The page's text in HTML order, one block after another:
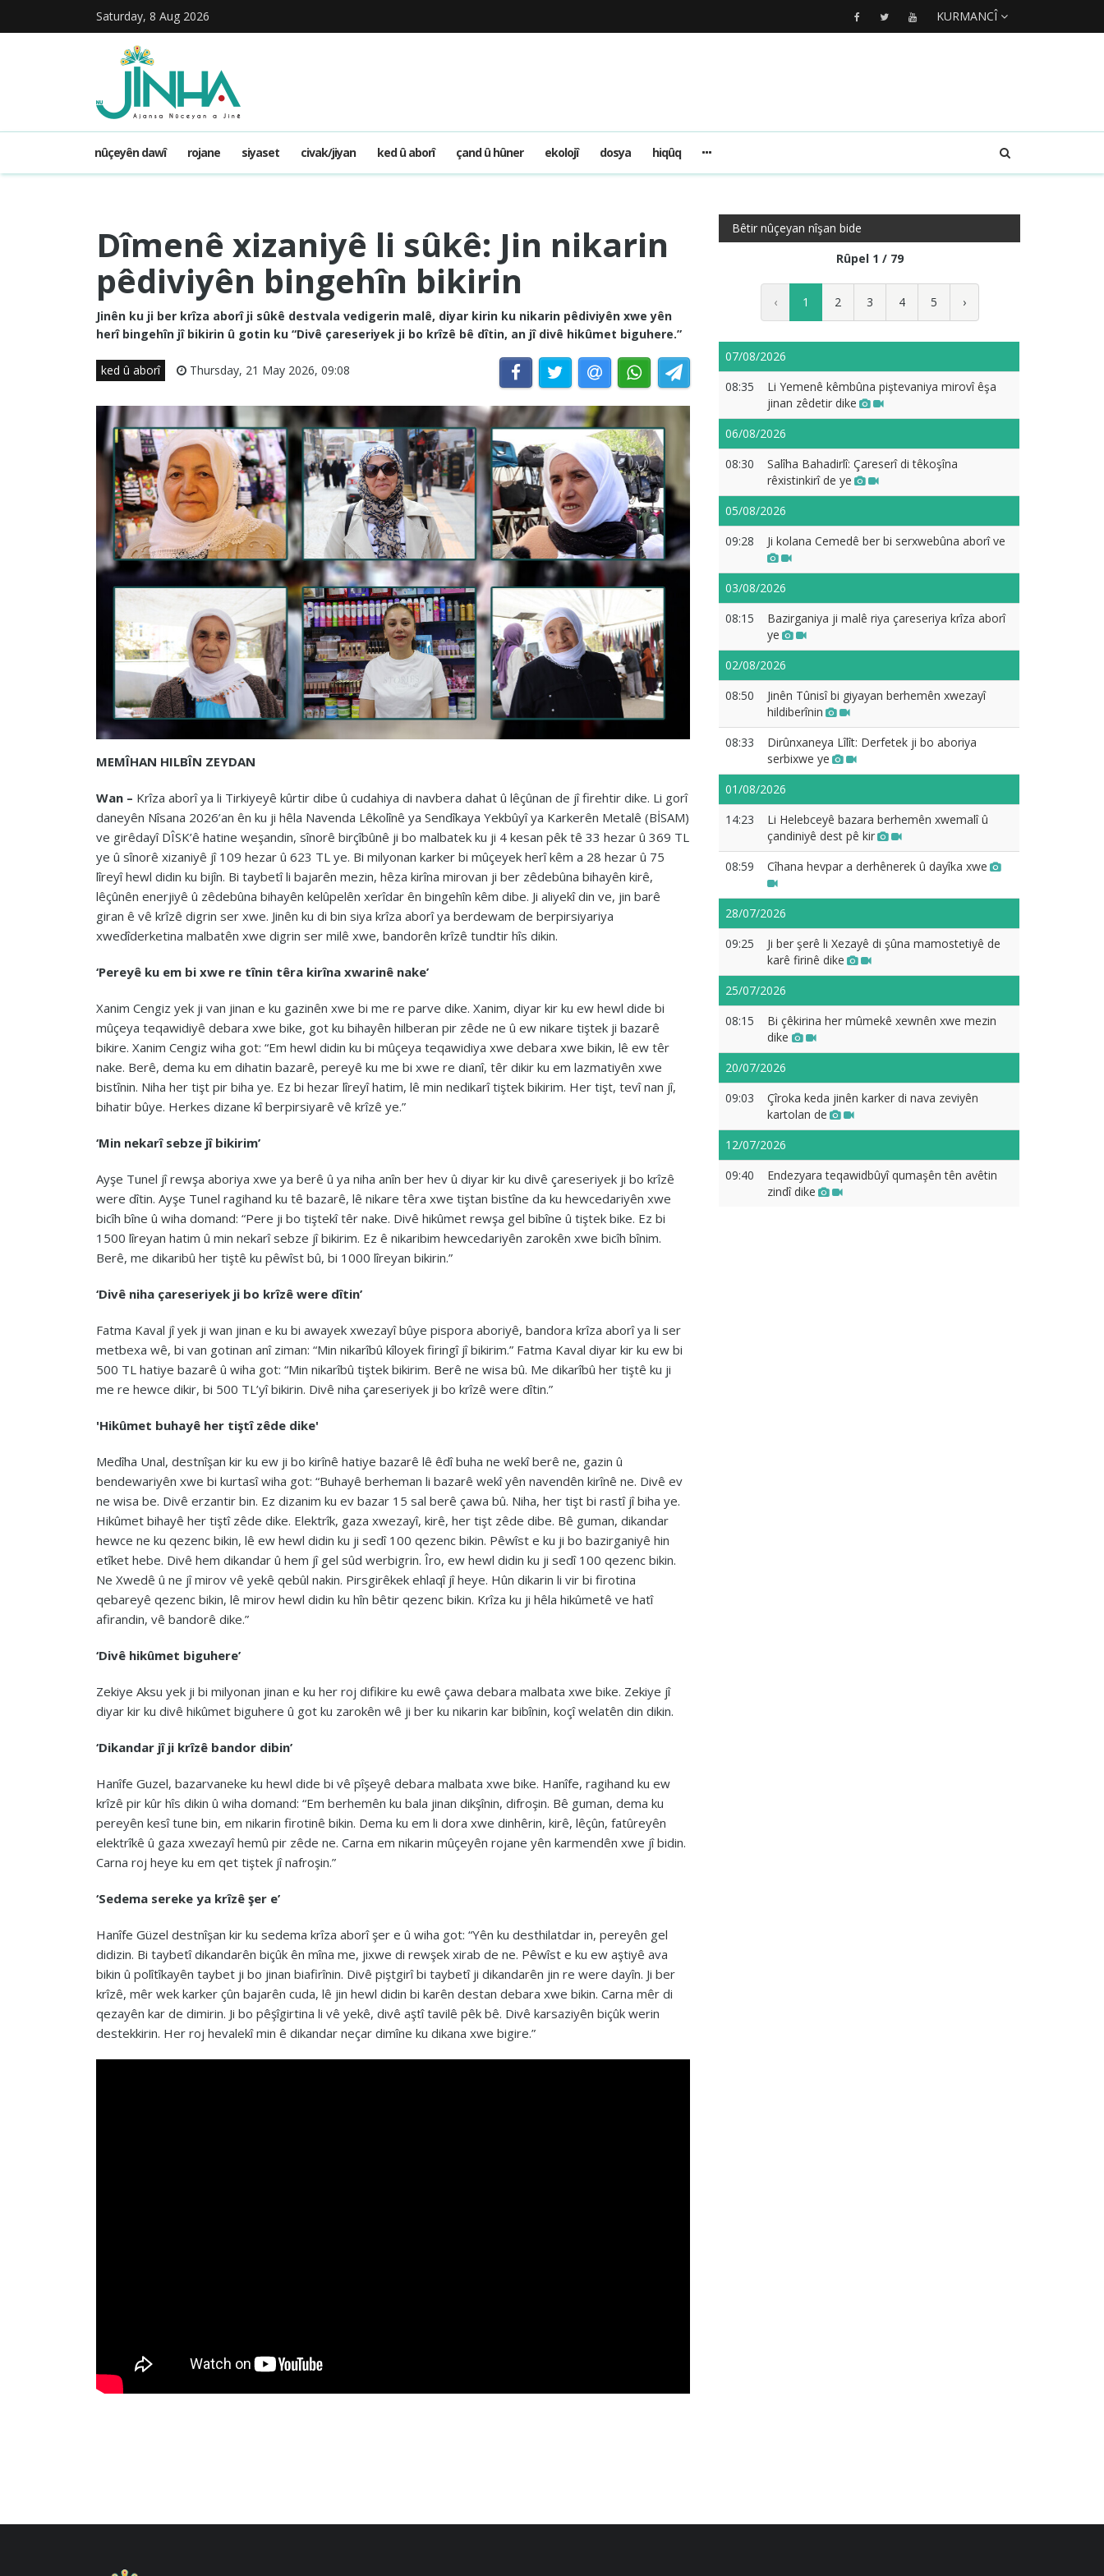
Saturday, 8 Aug 2026 KURMANCÎ
nûçeyên dawî rojane siyaset civak/jiyan ked û aborî çand û hûner ekolojî dosya hiqûq
Dîmenê xizaniyê li sûkê: Jin nikarin
pêdiviyên bingehîn bikirin
Jinên ku ji ber krîza aborî ji sûkê destvala vedigerin malê, diyar kirin ku nikarin pêdiviyên xwe yên
herî bingehîn jî bikirin û gotin ku “Divê çareseriyek ji bo krîzê bê dîtin, an jî divê hikûmet biguhere.”
ked û aborî Thursday, 21 May 2026, 09:08
MEMÎHAN HILBÎN ZEYDAN
Wan – Krîza aborî ya li Tirkiyeyê kûrtir dibe û cudahiya di navbera dahat û lêçûnan de jî firehtir dike. Li gorî
daneyên Nîsana 2026’an ên ku ji hêla Navenda Lêkolînê ya Sendîkaya Yekbûyî ya Karkerên Metalê (BİSAM)
ve girêdayî DÎSK’ê hatine weşandin, sînorê birçîbûnê ji bo malbatek ku ji 4 kesan pêk tê 33 hezar û 369 TL
ye û sînorê xizaniyê jî 109 hezar û 623 TL ye. Bi milyonan karker bi mûçeyek herî kêm a 28 hezar û 75
lîreyî hewl didin ku bijîn. Bi taybetî li bajarên mezin, hêza kirîna mirovan ji ber zêdebûna bihayên kirê,
lêçûnên enerjiyê û zêdebûna bihayên kelûpelên xerîdar ên bingehîn kêm dibe. Ji aliyekî din ve, jin barê
giran ê vê krîzê digrin ser xwe. Jinên ku di bin siya krîza aborî ya berdewam de berpirsiyariya
xwedîderketina malbatên xwe digrin ser milê xwe, bandorên krîzê tundtir hîs dikin.
‘Pereyê ku em bi xwe re tînin têra kirîna xwarinê nake’
Xanim Cengiz yek ji van jinan e ku gazinên xwe bi me re parve dike. Xanim, diyar kir ku ew hewl dide bi
mûçeya teqawidiyê debara xwe bike, got ku bihayên hilberan pir zêde ne û ew nikare tiştek ji bazarê
bikire. Xanim Cengiz wiha got: “Em hewl didin ku bi mûçeya teqawidiya xwe debara xwe bikin, lê ew têr
nake. Berê, dema ku em dihatin bazarê, pereyê ku me bi xwe re dianî, têr dikir ku em lazmatiyên xwe
bistînin. Niha her tişt pir biha ye. Ez bi hezar lîreyî hatim, lê min nedikarî tiştek bikirim. Her tişt, tevî nan jî,
bihatir bûye. Herkes dizane kî berpirsiyarê vê krîzê ye.”
‘Min nekarî sebze jî bikirim’
Ayşe Tunel jî rewşa aboriya xwe ya berê û ya niha anîn ber hev û diyar kir ku divê çareseriyek ji bo krîzê
were dîtin. Ayşe Tunel ragihand ku tê bazarê, lê nikare têra xwe tiştan bistîne da ku hewcedariyên xwe
bicîh bîne û wiha domand: “Pere ji bo tiştekî têr nake. Divê hikûmet rewşa gel bibîne û tiştek bike. Ez bi
1500 lîreyan hatim û min nekarî sebze jî bikirim. Ez ê nikaribim hewcedariyên zarokên xwe bicîh bînim.
Berê, me dikaribû her tiştê ku pêwîst bû, bi 1000 lîreyan bikirin.”
‘Divê niha çareseriyek ji bo krîzê were dîtin’
Fatma Kaval jî yek ji wan jinan e ku bi awayek xwezayî bûye pispora aboriyê, bandora krîza aborî ya li ser
metbexa wê, bi van gotinan anî ziman: “Min nikarîbû kîloyek firingî jî bikirim.” Fatma Kaval diyar kir ku ew bi
500 TL hatiye bazarê û wiha got: “Min nikarîbû tiştek bikirim. Berê ne wisa bû. Me dikarîbû her tiştê ku ji
me re hewce dikir, bi 500 TL’yî bikirin. Divê niha çareseriyek ji bo krîzê were dîtin.”
'Hikûmet buhayê her tiştî zêde dike'
Medîha Unal, destnîşan kir ku ew ji bo kirînê hatiye bazarê lê êdî buha ne wekî berê ne, gazin û
bendewariyên xwe bi kurtasî wiha got: “Buhayê berheman li bazarê wekî yên navendên kirînê ne. Divê ev
ne wisa be. Divê erzantir bin. Ez dizanim ku ev bazar 15 sal berê çawa bû. Niha, her tişt bi rastî jî biha ye.
Hikûmet bihayê her tiştî zêde dike. Elektrîk, gaza xwezayî, kirê, her tişt zêde dibe. Bê guman, dikandar
hewce ne ku qezenc bikin, lê ew hewl didin ku ji sedî 100 qezenc bikin. Pêwîst e ku ji bo bazirganiyê hin
etîket hebe. Divê hem dikandar û hem jî gel sûd werbigrin. Îro, ew hewl didin ku ji sedî 100 qezenc bikin.
Ne Xwedê û ne jî mirov vê yekê qebûl nakin. Pirsgirêkek ehlaqî jî heye. Hûn dikarin li vir bi firotina
qebareyê qezenc bikin, lê mirov hewl didin ku hîn bêtir qezenc bikin. Krîza ku ji hêla hikûmetê ve hatî
afirandin, vê bandorê dike.”
‘Divê hikûmet biguhere’
Zekiye Aksu yek ji bi milyonan jinan e ku her roj difikire ku ewê çawa debara malbata xwe bike. Zekiye jî
diyar kir ku divê hikûmet biguhere û got ku zarokên wê ji ber ku nikarin kar bibînin, koçî welatên din dikin.
‘Dikandar jî ji krîzê bandor dibin’
Hanîfe Guzel, bazarvaneke ku hewl dide bi vê pîşeyê debara malbata xwe bike. Hanîfe, ragihand ku ew
krîzê pir kûr hîs dikin û wiha domand: “Em berhemên ku bala jinan dikşînin, difroşin. Bê guman, dema ku
pereyên kesî tune bin, em nikarin firotinê bikin. Dema ku em li dora xwe dinhêrin, kirê, lêçûn, fatûreyên
elektrîkê û gaza xwezayî hemû pir zêde ne. Carna em nikarin mûçeyên rojane yên karmendên xwe jî bidin.
Carna roj heye ku em qet tiştek jî nafroşin.”
‘Sedema sereke ya krîzê şer e’
Hanîfe Güzel destnîşan kir ku sedema krîza aborî şer e û wiha got: “Yên ku desthilatdar in, pereyên gel
didizin. Bi taybetî dikandarên biçûk ên mîna me, jixwe di rewşek xirab de ne. Pêwîst e ku ew aştiyê ava
bikin û polîtîkayên taybet ji bo jinan biafirînin. Divê piştgirî bi taybetî ji dikandarên jin re were dayîn. Ji ber
krîzê, mêr wek karker çûn bajarên cuda, lê jin hewl didin bi karên destan debara xwe bikin. Carna mêr di
qezayên kar de dimirin. Ji bo pêşîgirtina li vê yekê, divê aştî tavilê pêk bê. Divê karsaziyên biçûk werin
destekkirin. Her roj hevalekî min ê dikandar neçar dimîne ku dikana xwe bigire.”
Bêtir nûçeyan nîşan bide
Rûpel 1 / 79
‹ 1 2 3 4 5 ›
07/08/2026
08:35
Li Yemenê kêmbûna piştevaniya mirovî êşa
jinan zêdetir dike
06/08/2026
08:30
Salîha Bahadirlî: Çareserî di têkoşîna
rêxistinkirî de ye
05/08/2026
09:28
Ji kolana Cemedê ber bi serxwebûna aborî ve
03/08/2026
08:15
Bazirganiya ji malê riya çareseriya krîza aborî
ye
02/08/2026
08:50
Jinên Tûnisî bi giyayan berhemên xwezayî
hildiberînin
08:33
Dirûnxaneya Lîlît: Derfetek ji bo aboriya
serbixwe ye
01/08/2026
14:23
Li Helebceyê bazara berhemên xwemalî û
çandiniyê dest pê kir
08:59
Cîhana hevpar a derhênerek û dayîka xwe
28/07/2026
09:25
Ji ber şerê li Xezayê di şûna mamostetiyê de
karê firinê dike
25/07/2026
08:15
Bi çêkirina her mûmekê xewnên xwe mezin
dike
20/07/2026
09:03
Çîroka keda jinên karker di nava zeviyên
kartolan de
12/07/2026
09:40
Endezyara teqawidbûyî qumaşên tên avêtin
zindî dike